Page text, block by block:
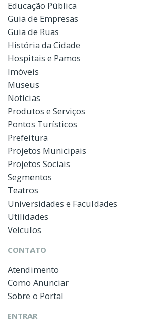
Educação Pública
Guia de Empresas
Guia de Ruas
História da Cidade
Hospitais e Pamos
Imóveis
Museus
Notícias
Produtos e Serviços
Pontos Turísticos
Prefeitura
Projetos Municipais
Projetos Sociais
Segmentos
Teatros
Universidades e Faculdades
Utilidades
Veículos
CONTATO
Atendimento
Como Anunciar
Sobre o Portal
ENTRAR